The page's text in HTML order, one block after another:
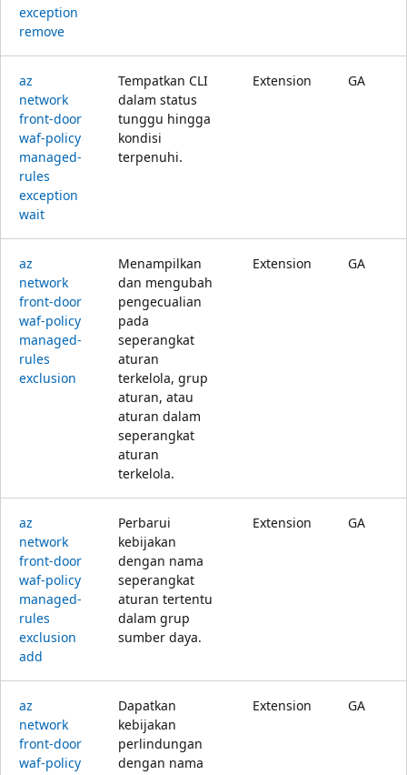
exception
remove
az
network
front-door
waf-policy
managed-
rules
exception
wait
Tempatkan CLI
dalam status
tunggu hingga
kondisi
terpenuhi.
Extension GA
az
network
front-door
waf-policy
managed-
rules
exclusion
Menampilkan
dan mengubah
pengecualian
pada
seperangkat
aturan
terkelola, grup
aturan, atau
aturan dalam
seperangkat
aturan
terkelola.
Extension GA
az
network
front-door
waf-policy
managed-
rules
exclusion
add
Perbarui
kebijakan
dengan nama
seperangkat
aturan tertentu
dalam grup
sumber daya.
Extension GA
az
network
front-door
waf-policy
Dapatkan
kebijakan
perlindungan
dengan nama
Extension GA